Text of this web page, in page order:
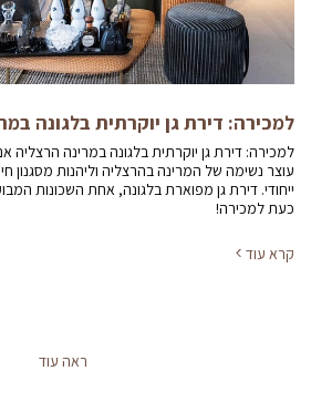
למכירה: דירת גן יוקרתית בלגונה
למכירה: דירת גן יוקרתית בלגונה במרינה הרצליה
עוצר נשימה של המרינה בהרצליה וליהנות מסגנון
ייחודי. דירת גן מפוארת בלגונה, אחת השכונות
כעת למכירה!
קרא עוד
ראה עוד